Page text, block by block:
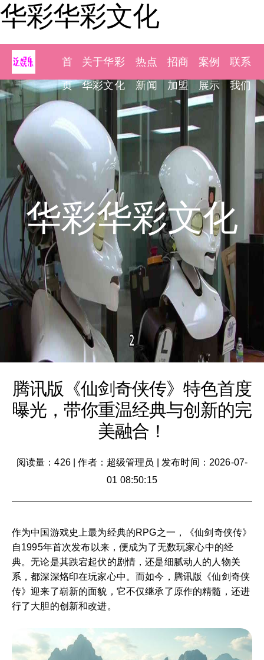
华彩华彩文化
首
页
关于华彩
华彩文化
热点
新闻
招商
加盟
案例
展示
联系
我们
华彩华彩文化
腾讯版《仙剑奇侠传》特色首度
曝光，带你重温经典与创新的完
美融合！
阅读量：426|作者：超级管理员
发布时间：2026-07-
01 08:50:15
作为中国游戏史上最为经典的RPG之一，《仙剑奇侠传》
自1995年首次发布以来，便成为了无数玩家心中的经
典。无论是其跌宕起伏的剧情，还是细腻动人的人物关
系，都深深烙印在玩家心中。而如今，腾讯版《仙剑奇侠
传》迎来了崭新的面貌，它不仅继承了原作的精髓，还进
行了大胆的创新和改进。